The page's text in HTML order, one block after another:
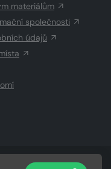
materiálům
společnosti
údajů
a.s.a dodavatelé